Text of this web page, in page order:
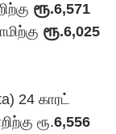
ரூ.6,571
ரூ.6,025
24 காரட்
ரூ.6,556